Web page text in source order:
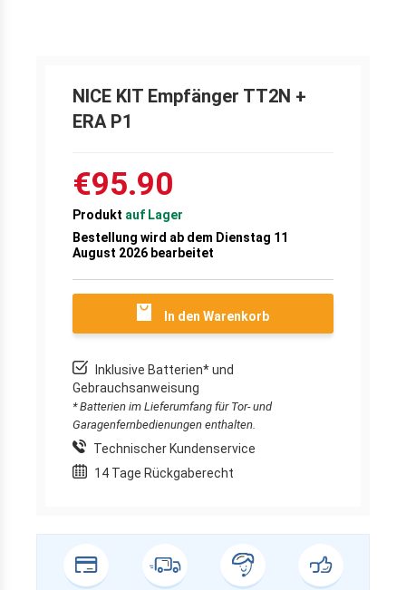
NICE KIT Empfänger TT2N +
ERA P1
€95.90
Produkt auf Lager
Bestellung wird ab dem Dienstag 11
August 2026 bearbeitet
In den Warenkorb
Inklusive Batterien* und
Gebrauchsanweisung
* Batterien im Lieferumfang für Tor- und
Garagenfernbedienungen enthalten.
Technischer Kundenservice
14 Tage Rückgaberecht